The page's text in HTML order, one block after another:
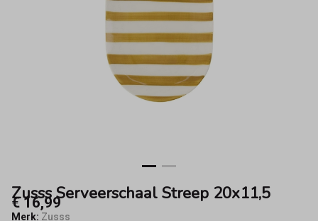
Zusss Serveerschaal Streep 20x11,5
€ 16,99
Merk: Zusss